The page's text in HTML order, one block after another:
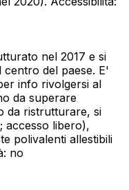
nel 2017 e si
del paese. E'
info rivolgersi al
da superare
da ristrutturare, si
accesso libero),
polivalenti allestibili
no